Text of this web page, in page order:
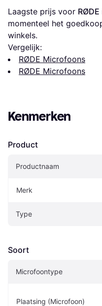
Laagste prijs voor RØDE
momenteel het
winkels.
Vergelijk:
RØDE Microfoons
RØDE Microfoons
Kenmerken
Product
Productnaam
Merk
Type
Soort
Microfoontype
Plaatsing (Microfoon)